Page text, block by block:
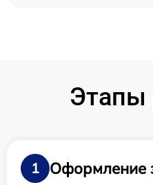
Этапы
1 Оформление